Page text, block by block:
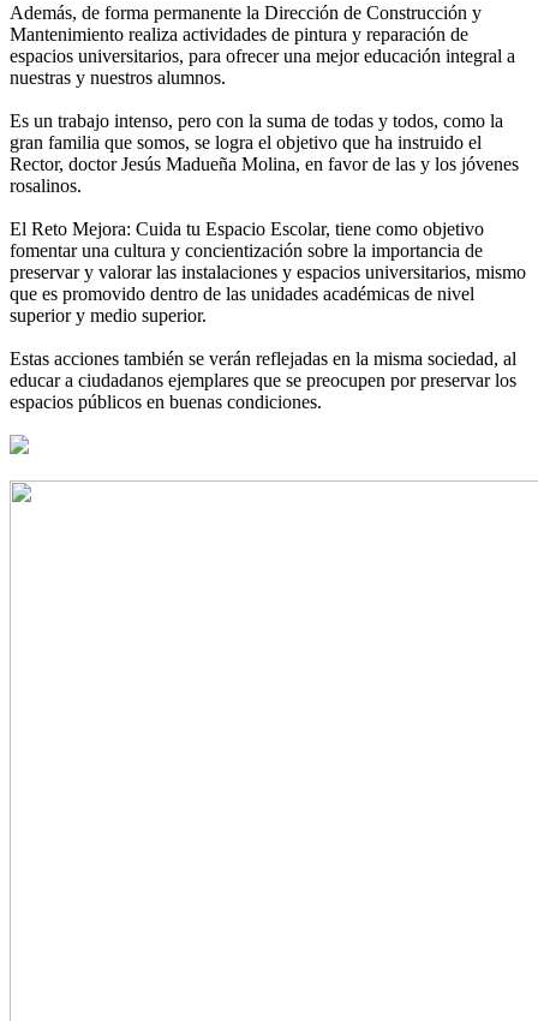
Además, de forma permanente la Dirección de Construcción y
Mantenimiento realiza actividades de pintura y reparación de
espacios universitarios, para ofrecer una mejor educación integral a
nuestras y nuestros alumnos.
Es un trabajo intenso, pero con la suma de todas y todos, como la
gran familia que somos, se logra el objetivo que ha instruido el
Rector, doctor Jesús Madueña Molina, en favor de las y los jóvenes
rosalinos.
El Reto Mejora: Cuida tu Espacio Escolar, tiene como objetivo
fomentar una cultura y concientización sobre la importancia de
preservar y valorar las instalaciones y espacios universitarios, mismo
que es promovido dentro de las unidades académicas de nivel
superior y medio superior.
Estas acciones también se verán reflejadas en la misma sociedad, al
educar a ciudadanos ejemplares que se preocupen por preservar los
espacios públicos en buenas condiciones.